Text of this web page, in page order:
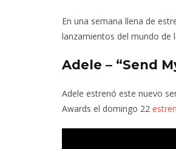
En una semana llena de
lanzamientos del mundo de
Adele – “Send
Adele estrenó este nuevo
Awards el domingo 22